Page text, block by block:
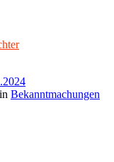
Bekanntmachungen